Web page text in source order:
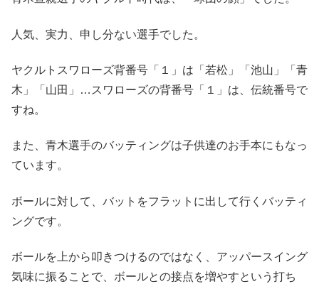
人気、実力、申し分ない選手でした。
ヤクルトスワローズ背番号「１」は「若松」「池山」「青
木」「山田」…スワローズの背番号「１」は、伝統番号で
すね。
また、青木選手のバッティングは子供達のお手本にもなっ
ています。
ボールに対して、バットをフラットに出して行くバッティ
ングです。
ボールを上から叩きつけるのではなく、アッパースイング
気味に振ることで、ボールとの接点を増やすという打ち